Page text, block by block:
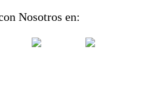
Nosotros en: